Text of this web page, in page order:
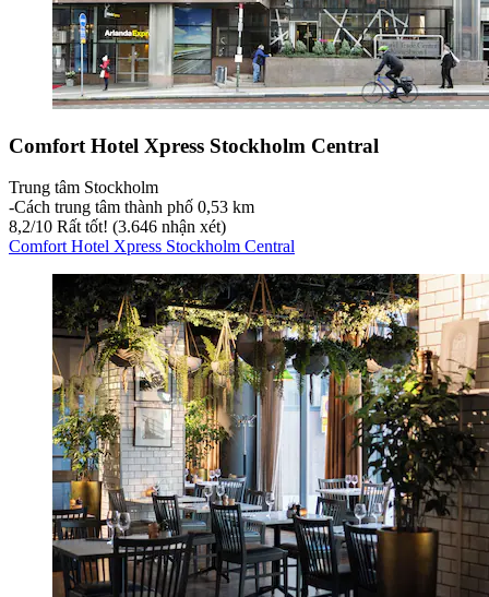
Comfort Hotel Xpress Stockholm Central
Trung tâm Stockholm
‐Cách trung tâm thành phố 0,53 km
8,2/10 Rất tốt! (3.646 nhận xét)
Comfort Hotel Xpress Stockholm Central